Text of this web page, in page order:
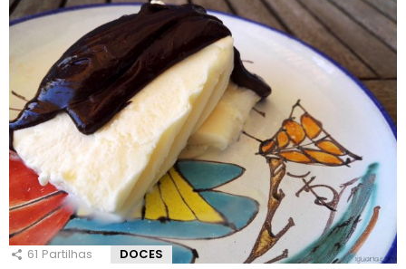
61 Partilhas DOCES